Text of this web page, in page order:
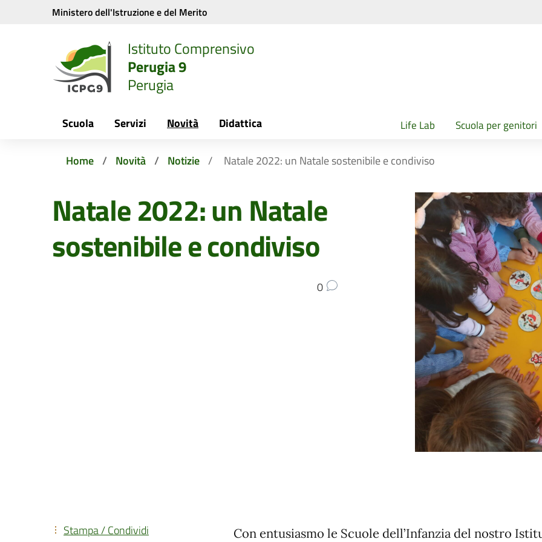
Vai ai contenuti
Vai al menu di navigazione
Ministero dell'Istruzione e del Merito
Istituto Comprensivo
Perugia 9
Perugia
Scuola Servizi Novità Didattica Life Lab Scuola per genitori
Home Novità Notizie Natale 2022: un Natale sostenibile e condiviso
Natale 2022: un Natale
sostenibile e condiviso
0
Con entusiasmo le Scuole dell’Infanzia del nostro
Stampa / Condividi